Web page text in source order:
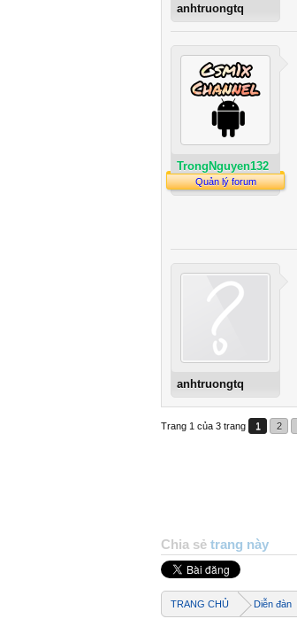
anhtruongtq
TrongNguyen132
Quản lý forum
anhtruongtq
Trang 1 của 3 trang 1 2
Chia sẻ trang này
TRANG CHỦ Diễn đàn